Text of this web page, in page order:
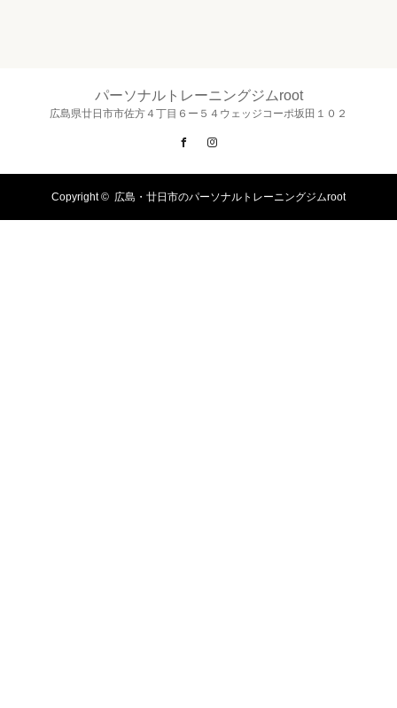
パーソナルトレーニングジムroot
広島県廿日市市佐方４丁目６ー５４ウェッジコーポ坂田１０２
Facebook
Copyright © 広島・廿日市のパーソナルトレーニングジムroot